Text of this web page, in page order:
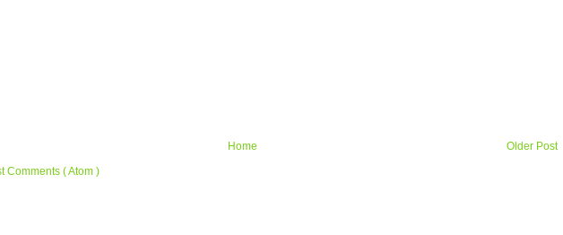
Older Post
Home
Comments ( Atom )